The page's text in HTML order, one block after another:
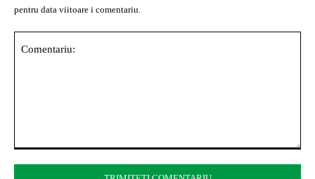
pentru data viitoare i comentariu.